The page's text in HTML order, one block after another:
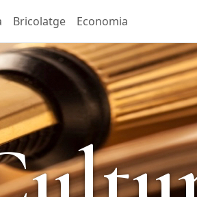
Bricolatge Economia